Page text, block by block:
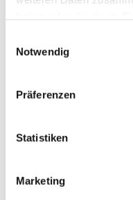
Notwendig
Präferenzen
Statistiken
Marketing
Advanced E-
Basso
Kellys
Kross